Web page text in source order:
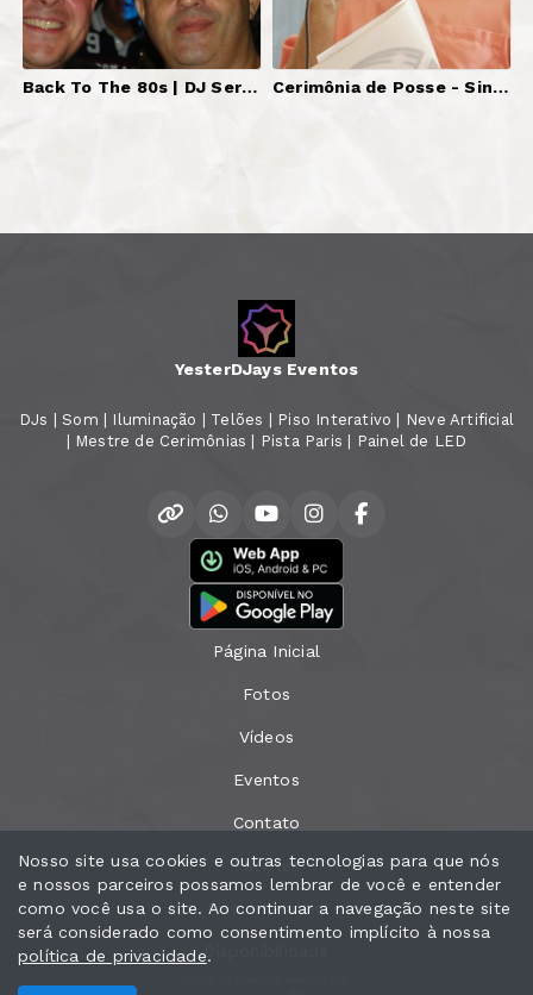
Back To The 80s | DJ Serginho Brazil. Cerimônia de Posse - Sindicato Dos Bancários | Mestre de Cerimônias
YesterDJays Eventos
DJs | Som | Iluminação | Telões | Piso Interativo | Neve Artificial
| Mestre de Cerimônias | Pista Paris | Painel de LED
Página Inicial
Fotos
Vídeos
Eventos
Contato
Pacotes
Piso Interativo
Disponibilidade
Nosso site usa cookies e outras tecnologias para que nós
e nossos parceiros possamos lembrar de você e entender
como você usa o site. Ao continuar a navegação neste site
será considerado como consentimento implícito à nossa
política de privacidade.